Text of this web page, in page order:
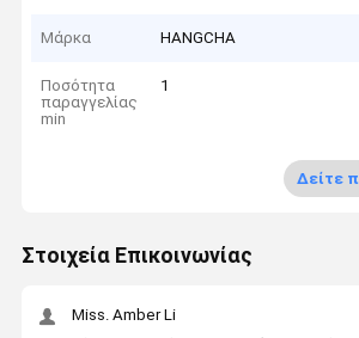
Μάρκα HANGCHA
Ποσότητα
παραγγελίας
min
1
Δείτε
Στοιχεία Επικοινωνίας
Miss. Amber Li